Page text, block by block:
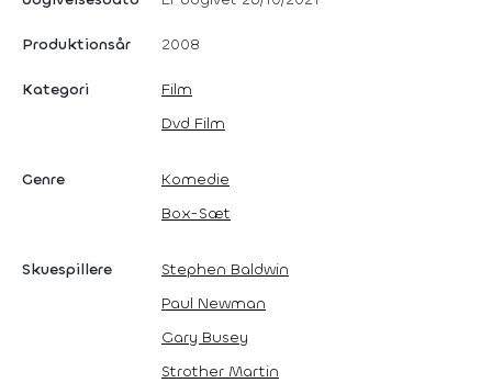
Produktionsår 2008
Kategori
Film
Dvd Film
Genre
Komedie
Box-Sæt
Skuespillere
Stephen Baldwin
Paul Newman
Gary Busey
Strother Martin